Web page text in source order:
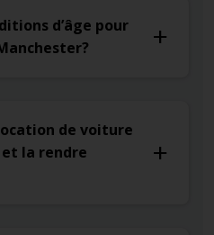
d’âge pour
de voiture
la rendre